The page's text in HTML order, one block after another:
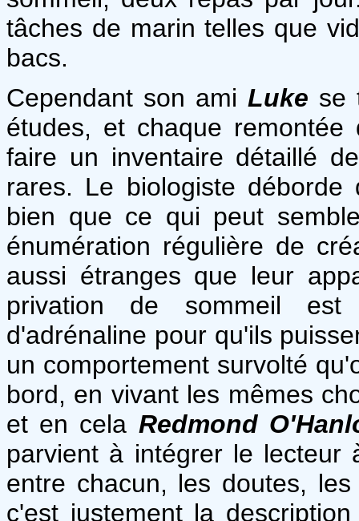
tâches de marin telles que
bacs.
Cependant son amiLuke se
études, et chaque
faire un inventaire détaillé
rares. Le biologiste déborde
bien que ce qui peut
énumération régulière de
aussi étranges que leur
privation de sommeil est
d'adrénaline pour qu'ils
un comportement survolté
bord, en vivant les mêmes
et en cela Redmond
parvient à intégrer le lecteur
entre chacun, les doutes,
c'est justement la